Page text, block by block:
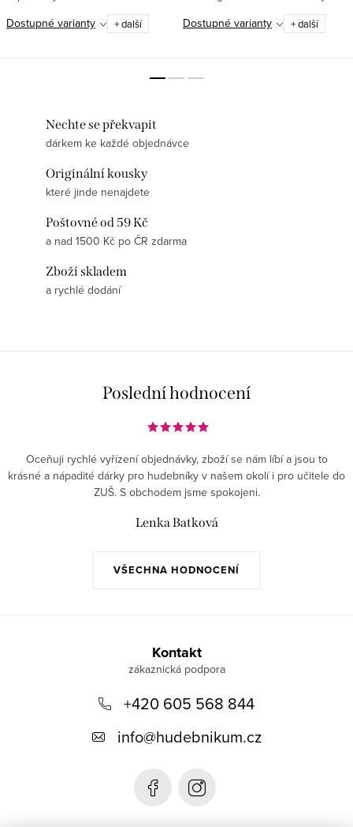
budoucí hvězdy.
Dostupné varianty + další
inspirovaný logem Hudebnikum
dodá vašemu outfitu styl i
Dostupné varianty + další
Nechte se překvapit
dárkem ke každé objednávce
Originální kousky
které jinde nenajdete
Poštovné od 59 Kč
a nad 1500 Kč po ČR zdarma
Zboží skladem
a rychlé dodání
Poslední hodnocení
VŠECHNA HODNOCENÍ
Oceňuji rychlé vyřízení objednávky, zboží se nám líbí a jsou to
krásné a nápadité dárky pro hudebníky v našem okolí i pro učitele do
ZUŠ. S obchodem jsme spokojeni.
Lenka Batková
Kontakt
+420 605 568 844
info@hudebnikum.cz